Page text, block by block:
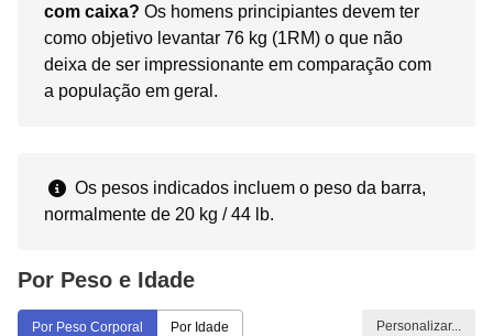
com caixa? Os homens principiantes devem ter
como objetivo levantar 76 kg (1RM) o que não
deixa de ser impressionante em comparação com
a população em geral.
Os pesos indicados incluem o peso da barra,
normalmente de 20 kg / 44 lb.
Por Peso e Idade
Por Peso Corporal Por Idade Personalizar...